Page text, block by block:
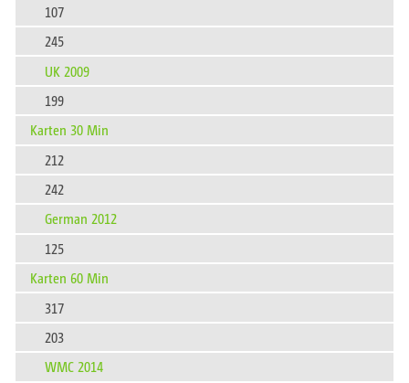
107
245
UK 2009
199
Karten 30 Min
212
242
German 2012
125
Karten 60 Min
317
203
WMC 2014